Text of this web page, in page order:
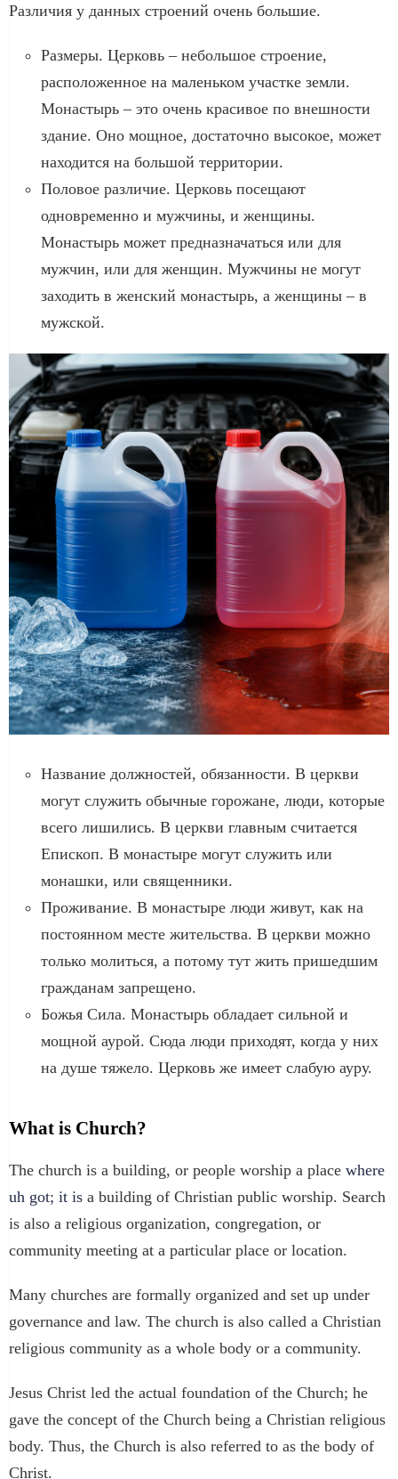
Различия у данных строений очень большие.
Размеры. Церковь – небольшое строение,
расположенное на маленьком участке земли.
Монастырь – это очень красивое по внешности
здание. Оно мощное, достаточно высокое, может
находится на большой территории.
Половое различие. Церковь посещают
одновременно и мужчины, и женщины.
Монастырь может предназначаться или для
мужчин, или для женщин. Мужчины не могут
заходить в женский монастырь, а женщины – в
мужской.
Название должностей, обязанности. В церкви
могут служить обычные горожане, люди, которые
всего лишились. В церкви главным считается
Епископ. В монастыре могут служить или
монашки, или священники.
Проживание. В монастыре люди живут, как на
постоянном месте жительства. В церкви можно
только молиться, а потому тут жить пришедшим
гражданам запрещено.
Божья Сила. Монастырь обладает сильной и
мощной аурой. Сюда люди приходят, когда у них
на душе тяжело. Церковь же имеет слабую ауру.
What is Church?
The church is a building, or people worship a place where
uh got; it is a building of Christian public worship. Search
is also a religious organization, congregation, or
community meeting at a particular place or location.
Many churches are formally organized and set up under
governance and law. The church is also called a Christian
religious community as a whole body or a community.
Jesus Christ led the actual foundation of the Church; he
gave the concept of the Church being a Christian religious
body. Thus, the Church is also referred to as the body of
Christ.